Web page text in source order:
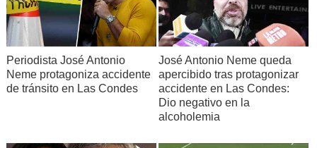
Periodista José Antonio
Neme protagoniza accidente
de tránsito en Las Condes
José Antonio Neme queda
apercibido tras protagonizar
accidente en Las Condes:
Dio negativo en la
alcoholemia